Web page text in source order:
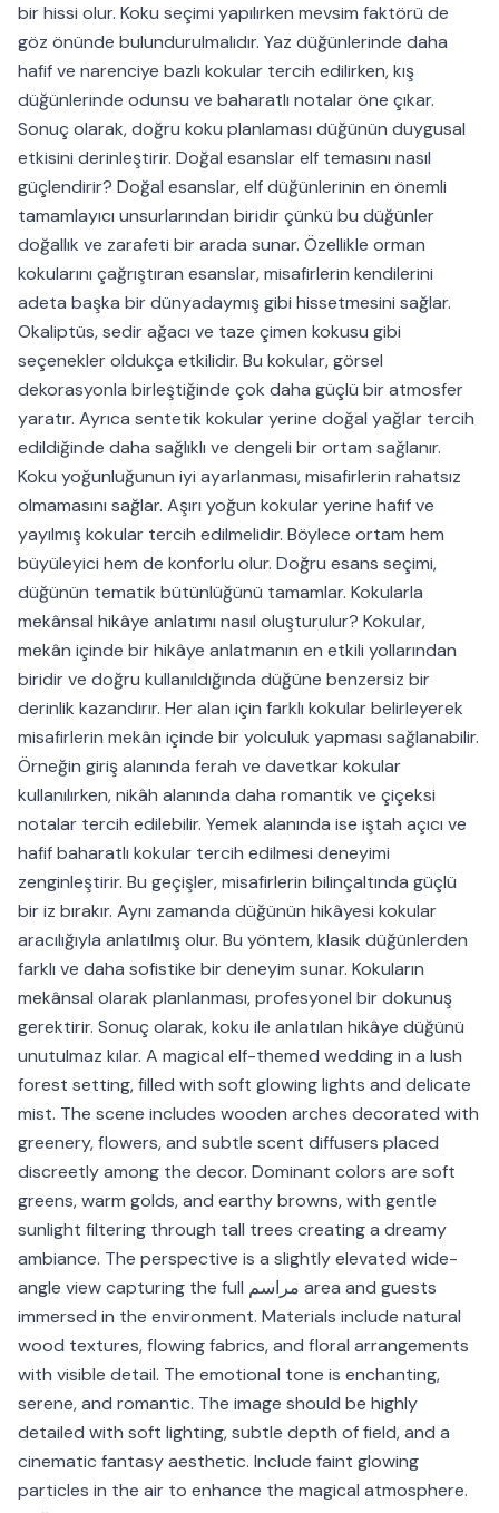
bir hissi olur. Koku seçimi yapılırken mevsim faktörü de
göz önünde bulundurulmalıdır. Yaz düğünlerinde daha
hafif ve narenciye bazlı kokular tercih edilirken, kış
düğünlerinde odunsu ve baharatlı notalar öne çıkar.
Sonuç olarak, doğru koku planlaması düğünün duygusal
etkisini derinleştirir. Doğal esanslar elf temasını nasıl
güçlendirir? Doğal esanslar, elf düğünlerinin en önemli
tamamlayıcı unsurlarından biridir çünkü bu düğünler
doğallık ve zarafeti bir arada sunar. Özellikle orman
kokularını çağrıştıran esanslar, misafirlerin kendilerini
adeta başka bir dünyadaymış gibi hissetmesini sağlar.
Okaliptüs, sedir ağacı ve taze çimen kokusu gibi
seçenekler oldukça etkilidir. Bu kokular, görsel
dekorasyonla birleştiğinde çok daha güçlü bir atmosfer
yaratır. Ayrıca sentetik kokular yerine doğal yağlar tercih
edildiğinde daha sağlıklı ve dengeli bir ortam sağlanır.
Koku yoğunluğunun iyi ayarlanması, misafirlerin rahatsız
olmamasını sağlar. Aşırı yoğun kokular yerine hafif ve
yayılmış kokular tercih edilmelidir. Böylece ortam hem
büyüleyici hem de konforlu olur. Doğru esans seçimi,
düğünün tematik bütünlüğünü tamamlar. Kokularla
mekânsal hikâye anlatımı nasıl oluşturulur? Kokular,
mekân içinde bir hikâye anlatmanın en etkili yollarından
biridir ve doğru kullanıldığında düğüne benzersiz bir
derinlik kazandırır. Her alan için farklı kokular belirleyerek
misafirlerin mekân içinde bir yolculuk yapması sağlanabilir.
Örneğin giriş alanında ferah ve davetkar kokular
kullanılırken, nikâh alanında daha romantik ve çiçeksi
notalar tercih edilebilir. Yemek alanında ise iştah açıcı ve
hafif baharatlı kokular tercih edilmesi deneyimi
zenginleştirir. Bu geçişler, misafirlerin bilinçaltında güçlü
bir iz bırakır. Aynı zamanda düğünün hikâyesi kokular
aracılığıyla anlatılmış olur. Bu yöntem, klasik düğünlerden
farklı ve daha sofistike bir deneyim sunar. Kokuların
mekânsal olarak planlanması, profesyonel bir dokunuş
gerektirir. Sonuç olarak, koku ile anlatılan hikâye düğünü
unutulmaz kılar. A magical elf-themed wedding in a lush
forest setting, filled with soft glowing lights and delicate
mist. The scene includes wooden arches decorated with
greenery, flowers, and subtle scent diffusers placed
discreetly among the decor. Dominant colors are soft
greens, warm golds, and earthy browns, with gentle
sunlight filtering through tall trees creating a dreamy
ambiance. The perspective is a slightly elevated wide-
angle view capturing the full مراسم area and guests
immersed in the environment. Materials include natural
wood textures, flowing fabrics, and floral arrangements
with visible detail. The emotional tone is enchanting,
serene, and romantic. The image should be highly
detailed with soft lighting, subtle depth of field, and a
cinematic fantasy aesthetic. Include faint glowing
particles in the air to enhance the magical atmosphere.